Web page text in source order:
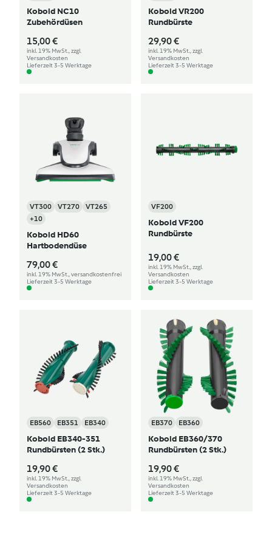
Kobold NC10
Zubehördüsen
15,00 €
inkl. 19% MwSt., zzgl.
Versandkosten
Lieferzeit 3-5 Werktage
Kobold VR200
Rundbürste
29,90 €
inkl. 19% MwSt., zzgl.
Versandkosten
Lieferzeit 3-5 Werktage
VT300 VT270
VT265
+10
Kobold HD60
Hartbodendüse
79,00 €
inkl. 19% MwSt., versandkostenfrei
Lieferzeit 3-5 Werktage
VF200
Kobold VF200
Rundbürste
19,00 €
inkl. 19% MwSt., zzgl.
Versandkosten
Lieferzeit 3-5 Werktage
EB560 EB351 EB340
Kobold EB340-351
Rundbürsten (2 Stk.)
19,90 €
inkl. 19% MwSt., zzgl.
Versandkosten
Lieferzeit 3-5 Werktage
EB370 EB360
Kobold EB360/370
Rundbürsten (2 Stk.)
19,90 €
inkl. 19% MwSt., zzgl.
Versandkosten
Lieferzeit 3-5 Werktage